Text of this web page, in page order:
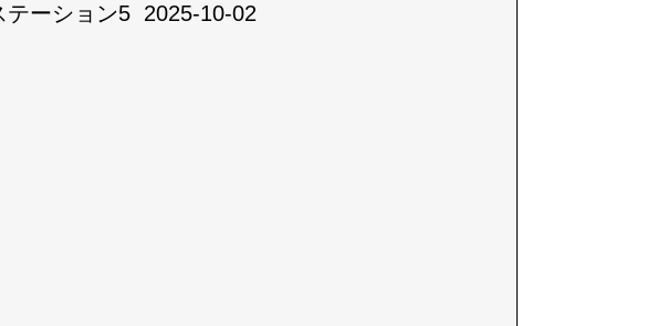
テーション5 2025-10-02